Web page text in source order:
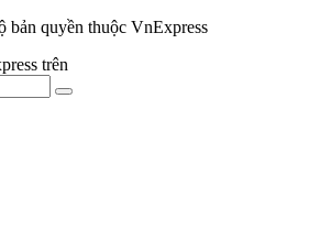
bản quyền thuộc VnExpress
trên